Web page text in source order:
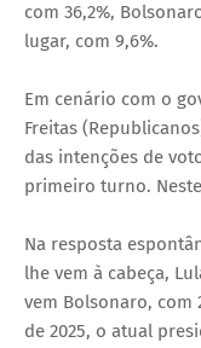
com 36,2%,
lugar, com 9,6%.
Em cenário com o
Freitas
das intenções de
primeiro turno.
Na resposta
lhe vem à cabeça,
vem Bolsonaro, com
de 2025, o atual